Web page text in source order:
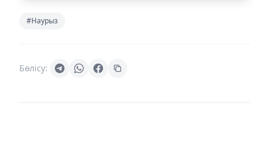
#Наурыз
Бөлісу: